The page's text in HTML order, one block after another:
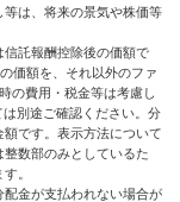
は、将来の景気や株価等
託報酬控除後の価額で
価額を、それ以外のファ
の費用・税金等は考慮し
別途ご確認ください。分
です。表示方法について
数部のみとしているた
。
金が支払われない場合が